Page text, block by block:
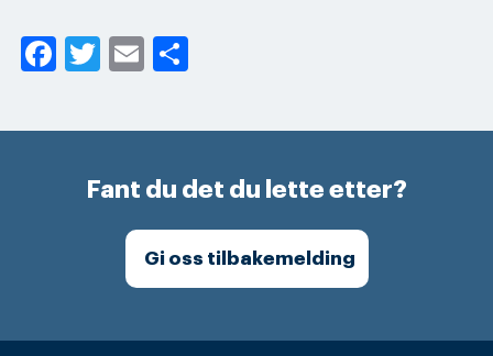
Facebook
Twitter
Email
Fant du det du lette etter?
Gi oss tilbakemelding